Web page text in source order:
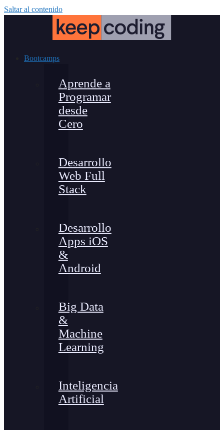
Saltar al contenido
Bootcamps
Aprende a
Programar
desde
Cero
Desarrollo
Web Full
Stack
Desarrollo
Apps iOS
&
Android
Big Data
&
Machine
Learning
Inteligencia
Artificial